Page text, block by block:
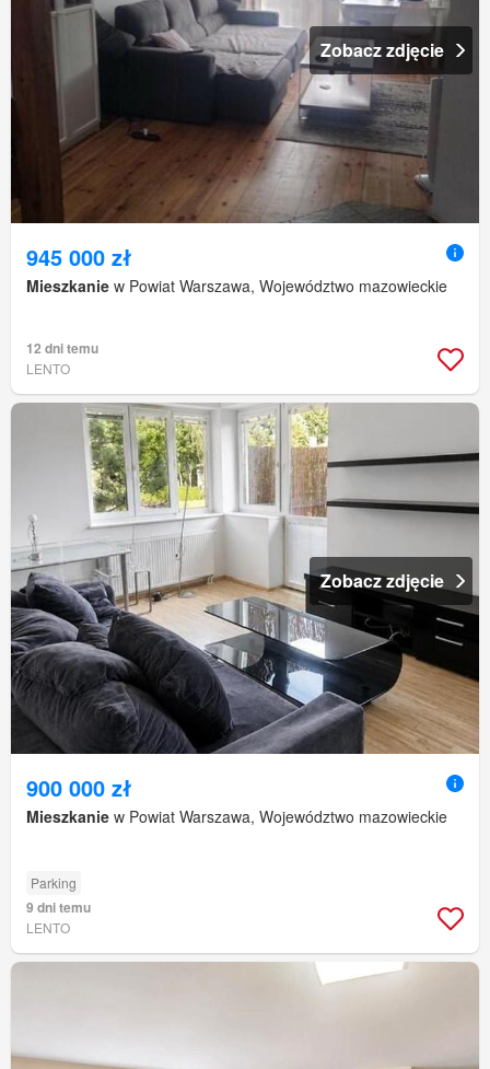
Zobacz zdjęcie
945 000 zł
Mieszkanie w Powiat Warszawa, Województwo mazowieckie
12 dni temu
LENTO
Zobacz zdjęcie
900 000 zł
Mieszkanie w Powiat Warszawa, Województwo mazowieckie
Parking
9 dni temu
LENTO